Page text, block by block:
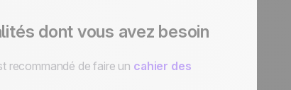
dont vous avez besoin
recommandé de faire un cahier des